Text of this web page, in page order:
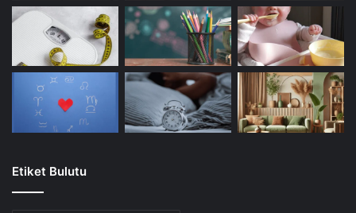
Etiket Bulutu